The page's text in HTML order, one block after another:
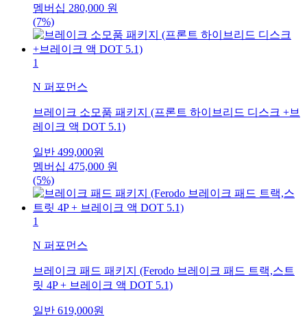
멤버십 280,000 원
(7%)
1
N 퍼포먼스
브레이크 소모품 패키지 (프론트 하이브리드 디스크 +브
레이크 액 DOT 5.1)
일반 499,000원
멤버십 475,000 원
(5%)
1
N 퍼포먼스
브레이크 패드 패키지 (Ferodo 브레이크 패드 트랙,스트
릿 4P + 브레이크 액 DOT 5.1)
일반 619,000원